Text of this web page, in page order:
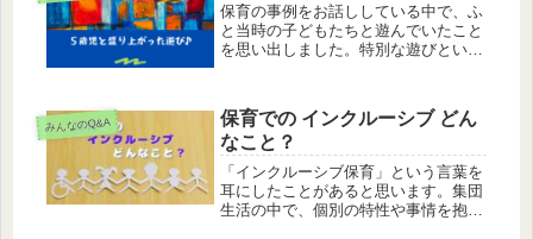
保育の事例をお話ししている中で、ふ
と当時の子どもたちと遊んでいたこと
を思い出しました。特別な遊びという
たら、みなさんが知っているかもしれ
ないし、「え？そんな遊びあるの？」
というものかもしれません
みんなのQ&A
保育での インクルーシブ どん
なこと？
「インクルーシブ保育」という言葉を
耳にしたことがあると思います。集団
生活の中で、個別の特性や事情を抱え